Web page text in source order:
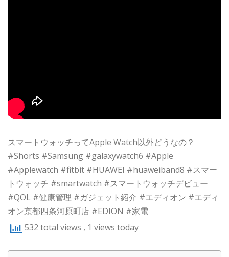
スマートウォッチってApple Watch以外どうなの？
#Shorts #Samsung #galaxywatch6 #Apple
#Applewatch #fitbit #HUAWEI #huaweiband8 #スマー
トウォッチ #smartwatch #スマートウォッチデビュー
#QOL #健康管理 #ガジェット紹介 #エディオン #エディ
オン京都四条河原町店 #EDION #家電
532 total views , 1 views today